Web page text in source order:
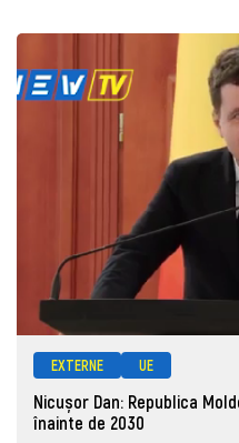
EXTERNE UE
Nicușor Dan: Republica
înainte de 2030